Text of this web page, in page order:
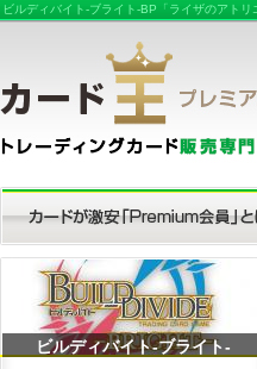
ビルディバイト-ブライト-BP「ライザのアト
ビルディバイト-ブライト-